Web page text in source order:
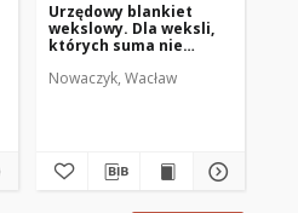
Urzędowy blankiet
wekslowy. Dla weksli,
których suma nie
Nowaczyk, Wacław